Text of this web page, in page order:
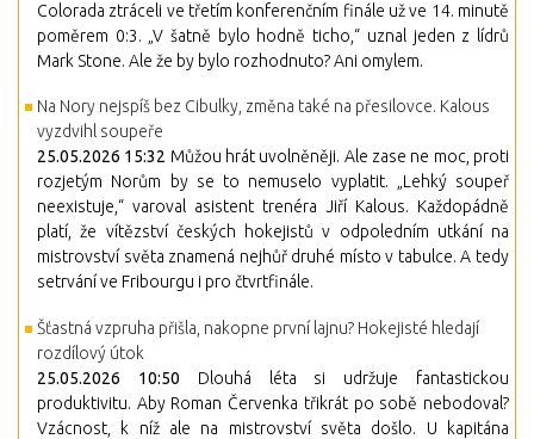
Colorada ztráceli ve třetím konferenčním finále už ve 14. minutě
poměrem 0:3. „V šatně bylo hodně ticho,“ uznal jeden z lídrů
Mark Stone. Ale že by bylo rozhodnuto? Ani omylem.
Na Nory nejspíš bez Cibulky, změna také na přesilovce. Kalous
vyzdvihl soupeře
25.05.2026 15:32 Můžou hrát uvolněněji. Ale zase ne moc, proti
rozjetým Norům by se to nemuselo vyplatit. „Lehký soupeř
neexistuje,“ varoval asistent trenéra Jiří Kalous. Každopádně
platí, že vítězství českých hokejistů v odpoledním utkání na
mistrovství světa znamená nejhůř druhé místo v tabulce. A tedy
setrvání ve Fribourgu i pro čtvrtfinále.
Šťastná vzpruha přišla, nakopne první lajnu? Hokejisté hledají
rozdílový útok
25.05.2026 10:50 Dlouhá léta si udržuje fantastickou
produktivitu. Aby Roman Červenka třikrát po sobě nebodoval?
Vzácnost, k níž ale na mistrovství světa došlo. U kapitána